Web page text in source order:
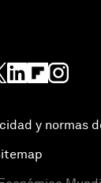
y normas